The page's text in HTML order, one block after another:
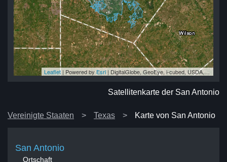
Leaflet | Powered byEsri| DigitalGlobe, GeoEye, i-cubed, USDA, USGS, AEX, Getmapping, Aerogrid, IGN, IGP, swisstopo, and the GIS User Community
Satellitenkarte der San Antonio
Vereinigte Staaten Texas Karte von San Antonio
San Antonio
Ortschaft